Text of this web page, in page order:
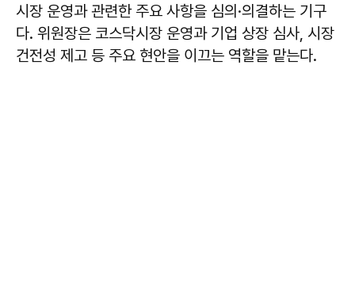
시장 운영과 관련한 주요 사항을 심의·의결하는 기구
다. 위원장은 코스닥시장 운영과 기업 상장 심사, 시장
건전성 제고 등 주요 현안을 이끄는 역할을 맡는다.